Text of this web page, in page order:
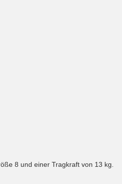
8 und einer Tragkraft von 13 kg.